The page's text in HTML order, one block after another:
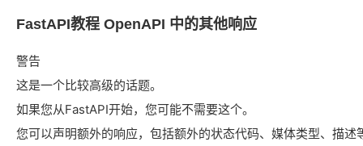
FastAPI教程 OpenAPI 中的其他响应
警告
这是一个比较高级的话题。
如果您从FastAPI开始，您可能不需要这个。
您可以声明额外的响应，包括额外的状态代码、媒体类型、描述